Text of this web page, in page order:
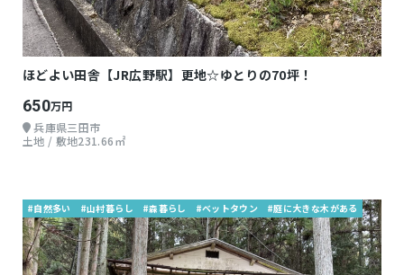
ほどよい田舎【JR広野駅】更地☆ゆとりの70坪！
650万円
兵庫県三田市
土地 / 敷地231.66㎡
#自然多い #山村暮らし #森暮らし #ベットタウン #庭に大きな木がある